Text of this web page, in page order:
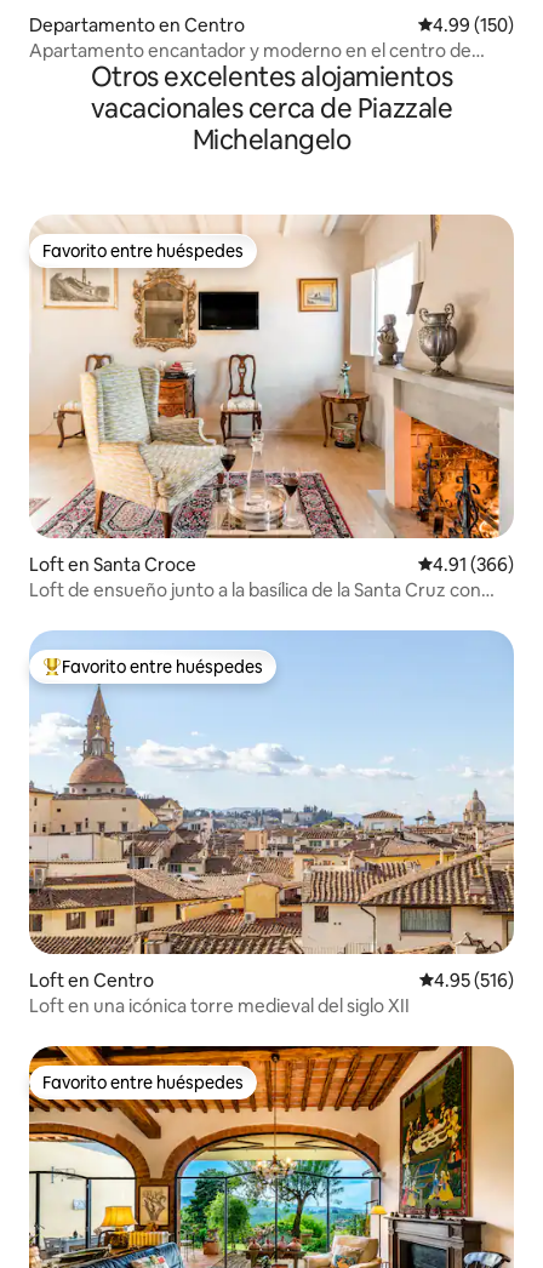
Departamento en Centro Calificación
4.99 (150)
Apartamento encantador y moderno en el centro de
FlorenciaOtros excelentes alojamientos
vacacionales cerca de Piazzale
Michelangelo
Favorito entre huéspedes
Favorito entre huéspedes
Loft en Santa Croce Calificación
4.91 (366)
Loft de ensueño junto a la basílica de la Santa Cruz con
De los mejores en Favorito entre huéspedes
Favorito entre huéspedes
Loft en Centro Calificación
4.95 (516)
Loft en una icónica torre medieval del siglo XII
Favorito entre huéspedes
Favorito entre huéspedes